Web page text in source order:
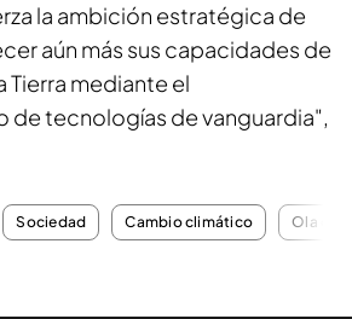
la ambición estratégica de
aún más sus capacidades de
Tierra mediante el
de tecnologías de vanguardia",
Sociedad Cambio climático Ola de